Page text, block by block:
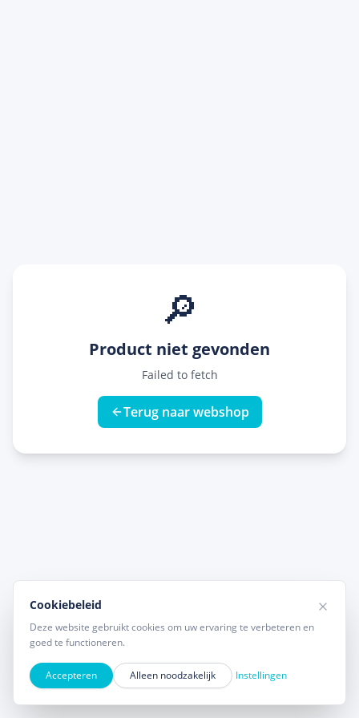
🔎
Product niet gevonden
Failed to fetch
Terug naar webshop
Cookiebeleid
Deze website gebruikt cookies om uw ervaring te verbeteren en
goed te functioneren.
Accepteren Alleen noodzakelijk Instellingen